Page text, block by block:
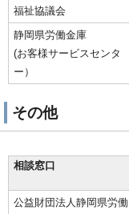
福祉協議会
静岡県労働金庫
(お客様サービスセンタ
ー）
その他
相談窓口
公益財団法人静岡県労働